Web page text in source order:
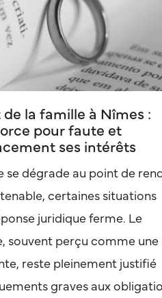
la famille à Nîmes :
pour faute et
ses intérêts
se dégrade au point de
certaines situations
juridique ferme. Le
souvent perçu comme une
reste pleinement justifié
graves aux